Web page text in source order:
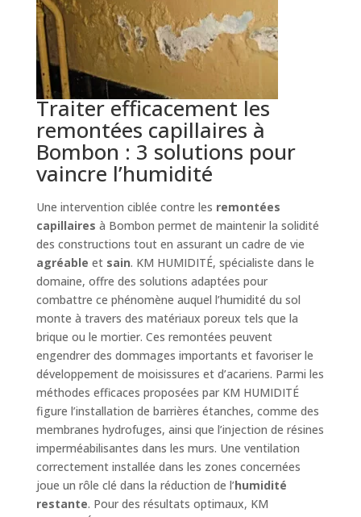
Traiter efficacement les
remontées capillaires à
Bombon : 3 solutions pour
vaincre l’humidité
Une intervention ciblée contre les remontées
capillaires à Bombon permet de maintenir la solidité
des constructions tout en assurant un cadre de vie
agréable et sain. KM HUMIDITÉ, spécialiste dans le
domaine, offre des solutions adaptées pour
combattre ce phénomène auquel l’humidité du sol
monte à travers des matériaux poreux tels que la
brique ou le mortier. Ces remontées peuvent
engendrer des dommages importants et favoriser le
développement de moisissures et d’acariens. Parmi les
méthodes efficaces proposées par KM HUMIDITÉ
figure l’installation de barrières étanches, comme des
membranes hydrofuges, ainsi que l’injection de résines
imperméabilisantes dans les murs. Une ventilation
correctement installée dans les zones concernées
joue un rôle clé dans la réduction de l’humidité
restante. Pour des résultats optimaux, KM